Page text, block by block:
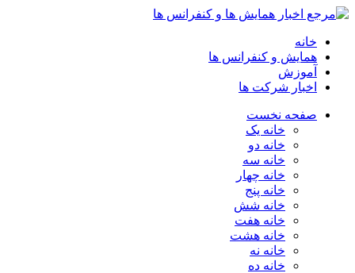
خانه
همایش و کنفرانس ها
آموزش
اخبار شرکت ها
صفحه نخست
خانه یک
خانه دو
خانه سه
خانه چهار
خانه پنج
خانه شش
خانه هفت
خانه هشت
خانه نه
خانه ده